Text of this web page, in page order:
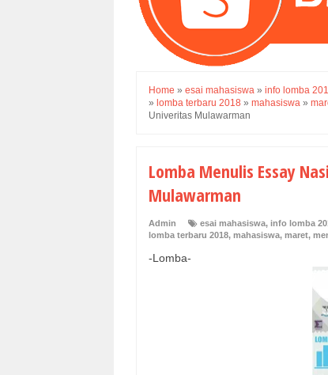
Home » esai mahasiswa » info lomba
» lomba terbaru 2018 » mahasiswa »
Univeritas Mulawarman
Lomba Menulis Essay
Mulawarman
Admin esai mahasiswa, info lomba
lomba terbaru 2018, mahasiswa, maret,
-Lomba-